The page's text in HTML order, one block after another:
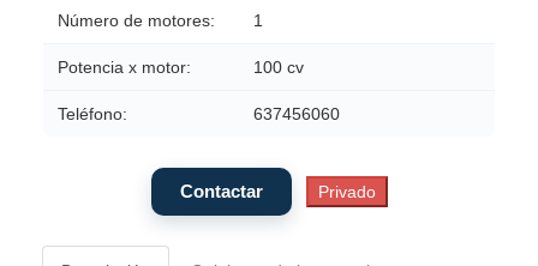
Número de motores: 1
Potencia x motor: 100 cv
Teléfono: 637456060